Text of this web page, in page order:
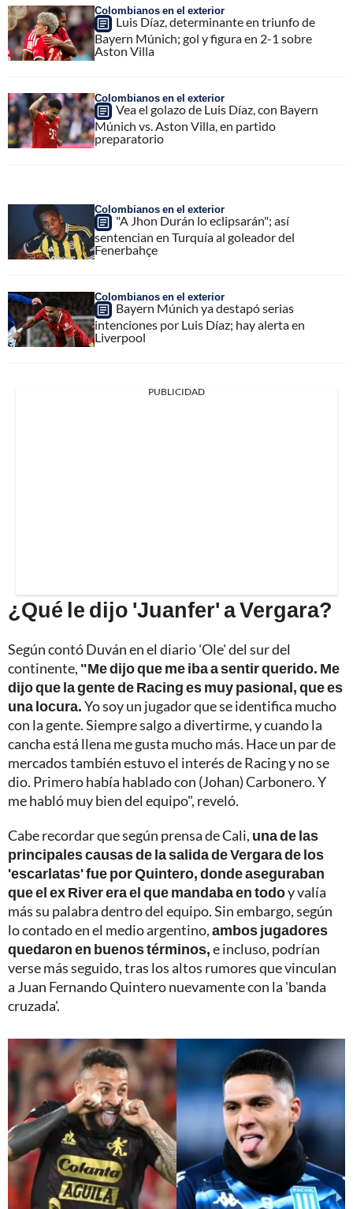
Colombianos en el exterior
Luis Díaz, determinante en triunfo de
Bayern Múnich; gol y figura en 2-1 sobre
Aston Villa
Colombianos en el exterior
Vea el golazo de Luis Díaz, con Bayern
Múnich vs. Aston Villa, en partido
preparatorio
Colombianos en el exterior
"A Jhon Durán lo eclipsarán"; así
sentencian en Turquía al goleador del
Fenerbahçe
Colombianos en el exterior
Bayern Múnich ya destapó serias
intenciones por Luis Díaz; hay alerta en
Liverpool
PUBLICIDAD
¿Qué le dijo 'Juanfer' a Vergara?
Según contó Duván en el diario 'Ole' del sur del
continente, "Me dijo que me iba a sentir querido. Me
dijo que la gente de Racing es muy pasional, que es
una locura.Yo soy un jugador que se identifica mucho
con la gente. Siempre salgo a divertirme, y cuando la
cancha está llena me gusta mucho más. Hace un par de
mercados también estuvo el interés de Racing y no se
dio. Primero había hablado con (Johan) Carbonero. Y
me habló muy bien del equipo", reveló.
Cabe recordar que según prensa de Cali, una de las
principales causas de la salida de Vergara de los
'escarlatas' fue por Quintero, donde aseguraban
que el ex River era el que mandaba en todoy valía
más su palabra dentro del equipo. Sin embargo, según
lo contado en el medio argentino,ambos jugadores
quedaron en buenos términos,e incluso, podrían
verse más seguido, tras los altos rumores que vinculan
a Juan Fernando Quintero nuevamente con la 'banda
cruzada'.